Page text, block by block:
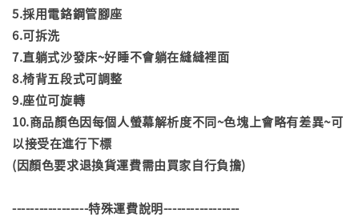
5.採用電鉻鋼管腳座
6.可拆洗
7.直躺式沙發床~好睡不會躺在縫縫裡面
8.椅背五段式可調整
9.座位可旋轉
10.商品顏色因每個人螢幕解析度不同~色塊上會略有差異~可
以接受在進行下標
(因顏色要求退換貨運費需由買家自行負擔)
-----------------特殊運費說明-----------------